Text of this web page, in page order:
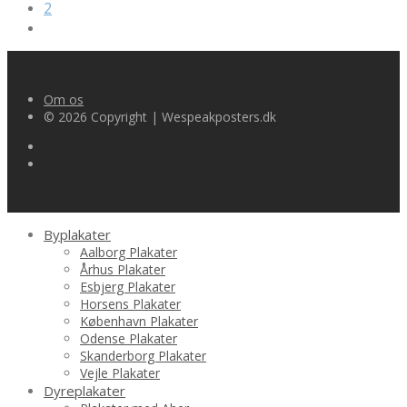
2
Om os
© 2026 Copyright | Wespeakposters.dk
Byplakater
Aalborg Plakater
Århus Plakater
Esbjerg Plakater
Horsens Plakater
København Plakater
Odense Plakater
Skanderborg Plakater
Vejle Plakater
Dyreplakater